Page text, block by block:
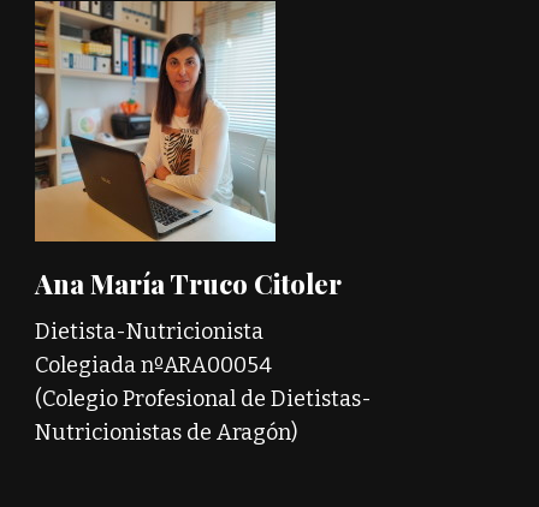
Ana María Truco Citoler
Dietista-Nutricionista
Colegiada nºARA00054
(Colegio Profesional de Dietistas-
Nutricionistas de Aragón)